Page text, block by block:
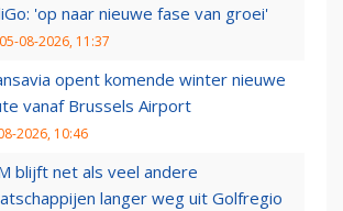
'op naar nieuwe fase van groei'
05-08-2026, 11:37
opent komende winter nieuwe
vanaf Brussels Airport
2026, 10:46
blijft net als veel andere
langer weg uit Golfregio